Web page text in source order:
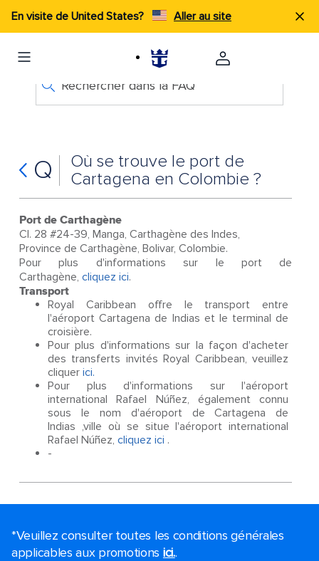
En visite de United States? Aller au site
Rechercher dans la FAQ
Q
Où se trouve le port de
Cartagena en Colombie ?
Port de Carthagène
CI. 28 #24-39, Manga, Carthagène des Indes,
Province de Carthagène, Bolivar, Colombie.
Pour plus d'informations sur le port de
Carthagène, cliquez ici.
Transport
Royal Caribbean offre le transport entre
l'aéroport Cartagena de Indias et le terminal de
croisière.
Pour plus d'informations sur la façon d'acheter
des transferts invités Royal Caribbean, veuillez
cliquer ici.
Pour plus d'informations sur l'aéroport
international Rafael Núñez, également connu
sous le nom d'aéroport de Cartagena de
Indias ,ville où se situe l'aéroport international
Rafael Núñez, cliquez ici .
-
*Veuillez consulter toutes les conditions générales
applicables aux promotions ici..